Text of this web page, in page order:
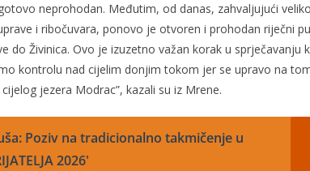
neprohodan. Međutim, od danas, zahvaljujući
i ribočuvara, ponovo je otvoren i prohodan riječni
do Živinica. Ovo je izuzetno važan korak u sprječavanju
kontrolu nad cijelim donjim tokom jer se upravo na
jezera Modrac”, kazali su iz Mrene.
Poziv na tradicionalno takmičenje u
2026'